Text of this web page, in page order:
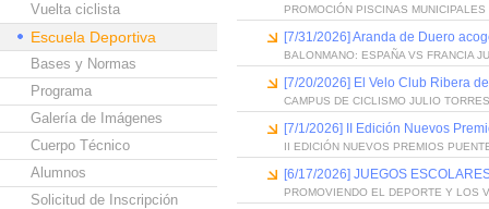
Vuelta ciclista
Escuela Deportiva
Bases y Normas
Programa
Galería de Imágenes
Cuerpo Técnico
Alumnos
Solicitud de Inscripción
PROMOCIÓN PISCINAS
[7/31/2026] Aranda de Duero
BALONMANO: ESPAÑA VS FRANCIA
[7/20/2026] El Velo Club Ribera
CAMPUS DE CICLISMO JULIO
[7/1/2026] II Edición Nuevos
II EDICIÓN NUEVOS PREMIOS
[6/17/2026] JUEGOS
PROMOVIENDO EL DEPORTE Y LOS